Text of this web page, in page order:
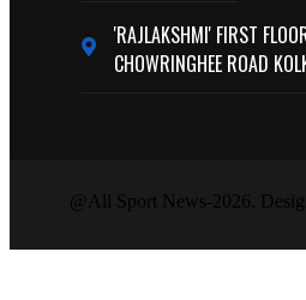
'RAJLAKSHMI' FIRST
CHOWRINGHEE ROAD
@All Sport News-2026.